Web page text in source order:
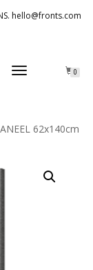
hello@fronts.com
TOGGLE
0
62x140cm